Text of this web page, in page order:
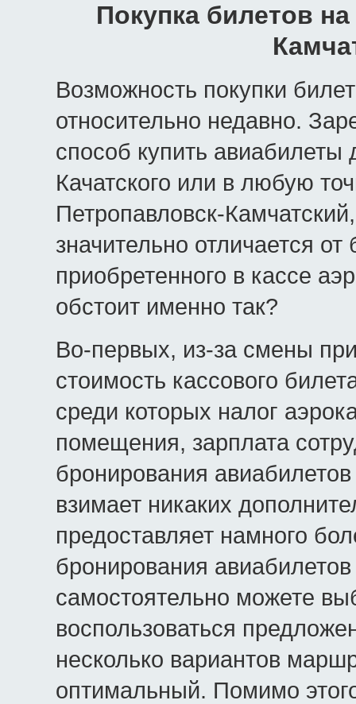
Покупка билетов
Возможность покупки
относительно недавно.
способ купить
Качатского или в любую
Петропавловск-
значительно отличается
приобретенного в кассе
обстоит именно так?
Во-первых, из-за смены
стоимость кассового
среди которых налог
помещения, зарплата
бронирования
взимает никаких
предоставляет намного
бронирования
самостоятельно можете
воспользоваться
несколько вариантов
оптимальный. Помимо